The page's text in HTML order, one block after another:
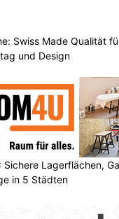
Swiss Made Qualität
und Design
Sichere Lagerflächen,
in 5 Städten